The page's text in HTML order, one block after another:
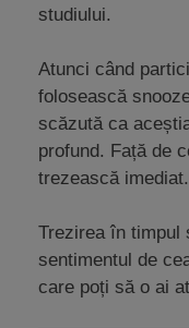
studiului.
Atunci când
folosească
scăzută ca
profund. Față de
trezească imediat.
Trezirea în timpul
sentimentul de
care poți să o ai